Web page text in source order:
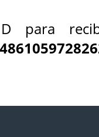
para